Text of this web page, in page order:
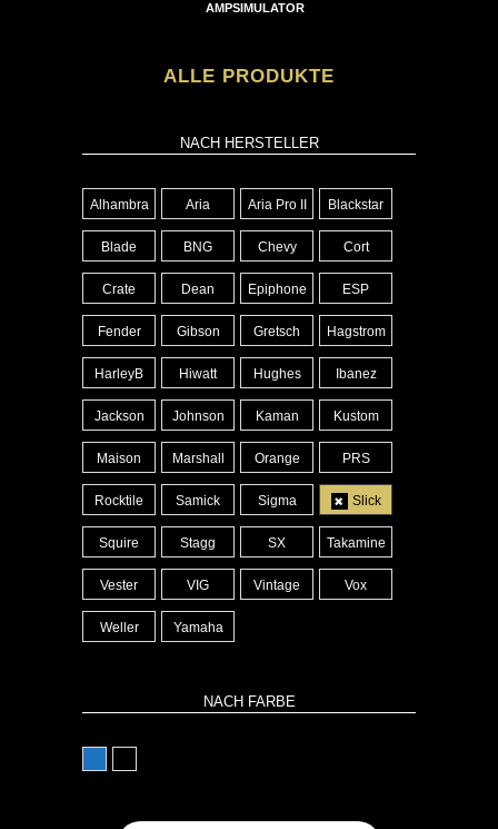
AMPSIMULATOR
ALLE PRODUKTE
NACH HERSTELLER
Alhambra Aria Aria Pro II Blackstar
Blade BNG Chevy Cort
Crate Dean Epiphone ESP
Fender Gibson Gretsch Hagstrom
HarleyB Hiwatt Hughes Ibanez
Jackson Johnson Kaman Kustom
Maison Marshall Orange PRS
Rocktile Samick Sigma Slick
Squire Stagg SX Takamine
Vester VIG Vintage Vox
Weller Yamaha
NACH FARBE